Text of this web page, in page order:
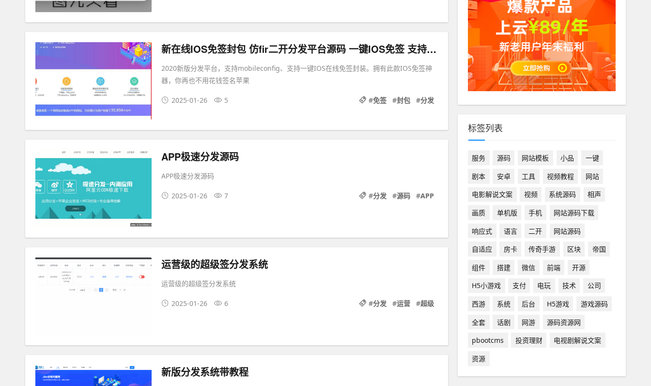
新在线IOS免签封包 仿fir二开分发平台源码 一键IOS免签 支持在线封装app分发
2020新版分发平台，支持mobileconfig、支持一键IOS在线免签封装。拥有此款IOS免签神
器，你再也不用花钱签名苹果
2025-01-26 5 #免签 #封包 #分发
APP极速分发源码
APP极速分发源码
2025-01-26 7 #分发 #源码 #APP
运营级的超级签分发系统
运营级的超级签分发系统
2025-01-26 6 #分发 #运营 #超级
新版分发系统带教程
标签列表
服务 源码 网站模板 小品
一键
剧本
安卓 工具 视频教程
网站
电影解说文案
视频 系统源码
相声
画质
单机版 手机
网站源码下载
响应式
语言 二开
网站源码
自适应
房卡 传奇手游 区块
帝国
组件
搭建 微信 前端
开源
H5小游戏
支付 电玩 技术
公司
西游
系统 后台 H5游戏
游戏源码
全套
话剧 网游
源码资源网
pbootcms
投资理财
电视剧解说文案
资源